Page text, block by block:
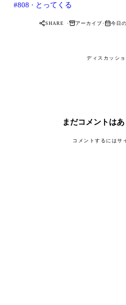
#808 · とってくる
SHARE · アーカイブ· 今日
ディスカッショ
まだコメントは
コメントするにはサ